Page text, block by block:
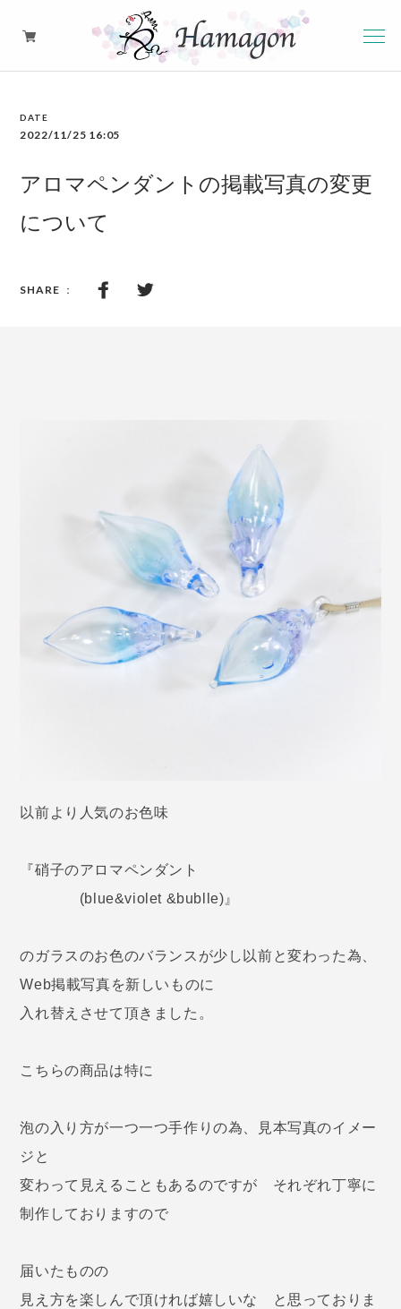
ピアス・イヤリング・イヤーカフ
ネックレス
アロマペンダントの掲載写真の変更
について
2022/11/25 16:05
以前より人気のお色味
『硝子のアロマペンダント
(blue&violet &bublle)』
のガラスのお色のバランスが少し以前と変わった為、
Web掲載写真を新しいものに
入れ替えさせて頂きました。
こちらの商品は特に
泡の入り方が一つ一つ手作りの為、見本写真のイメー
ジと
変わって見えることもあるのですが それぞれ丁寧に
制作しておりますので
届いたものの
見え方を楽しんで頂ければ嬉しいな と思っておりま